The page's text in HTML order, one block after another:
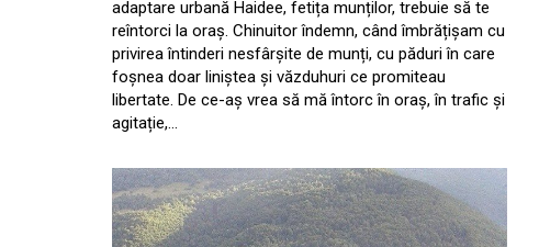
adaptare urbană Haidee, fetița munților, trebuie să te
reîntorci la oraș. Chinuitor îndemn, când îmbrățișam cu
privirea întinderi nesfârșite de munți, cu păduri în care
foșnea doar liniștea și văzduhuri ce promiteau
libertate. De ce-aș vrea să mă întorc în oraș, în trafic și
agitație,…